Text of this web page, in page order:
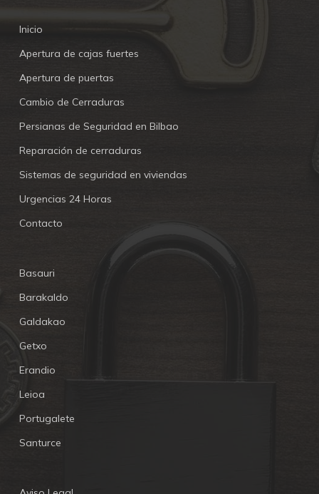
Inicio
Apertura de cajas fuertes
Apertura de puertas
Cambio de Cerraduras
Persianas de Seguridad en Bilbao
Reparación de cerraduras
Sistemas de seguridad en viviendas
Urgencias 24 Horas
Contacto
Basauri
Barakaldo
Galdakao
Getxo
Erandio
Leioa
Portugalete
Santurce